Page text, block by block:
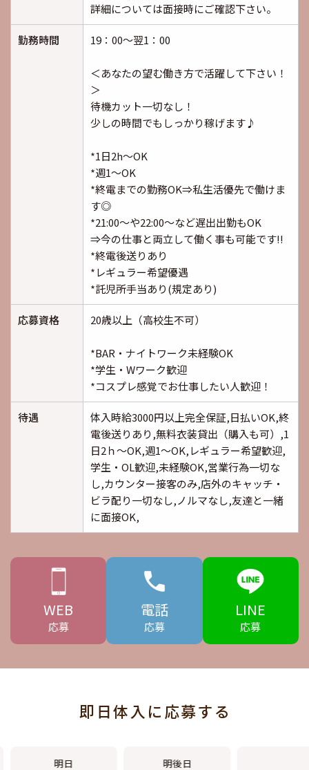
詳細については面接時にご確認下さい。
勤務時間 19：00～翌1：00
＜あなたの望む働き方で活躍して下さい！
＞
待機カット一切なし！
少しの時間でもしっかり稼げます♪
*1日2h～OK
*週1～OK
*終電までの勤務OK⇒私生活優先で働けま
す◎
*21:00～や22:00～など遅出出勤もOK
⇒今の仕事と両立して働く事も可能です!!
*終電後送りあり
*レギュラー希望優遇
*託児所手当あり(規定あり)
応募資格 20歳以上（高校生不可）
*BAR・ナイトワーク未経験OK
*学生・Wワーク歓迎
*コスプレ感覚でお仕事したい人歓迎！
待遇
体入時給3000円以上完全保証,日払いOK,終
電後送りあり,無料衣装貸出（購入も可）,1
日2ｈ～OK,週1～OK,レギュラー希望歓迎,
学生・OL歓迎,未経験OK,営業行為一切な
し,カウンター接客のみ,店外のキャッチ・
ビラ配り一切なし,ノルマなし,友達と一緒
に面接OK,
WEB
応募
電話
応募
LINE
応募
即日体入に応募する